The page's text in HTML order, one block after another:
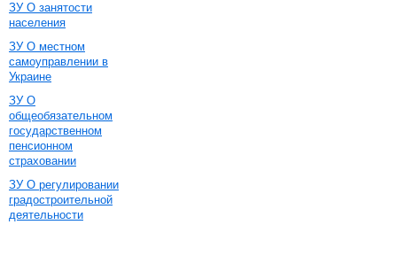
ЗУ О занятости
населения
ЗУ О местном
самоуправлении в
Украине
ЗУ О
общеобязательном
государственном
пенсионном
страховании
ЗУ О регулировании
градостроительной
деятельности